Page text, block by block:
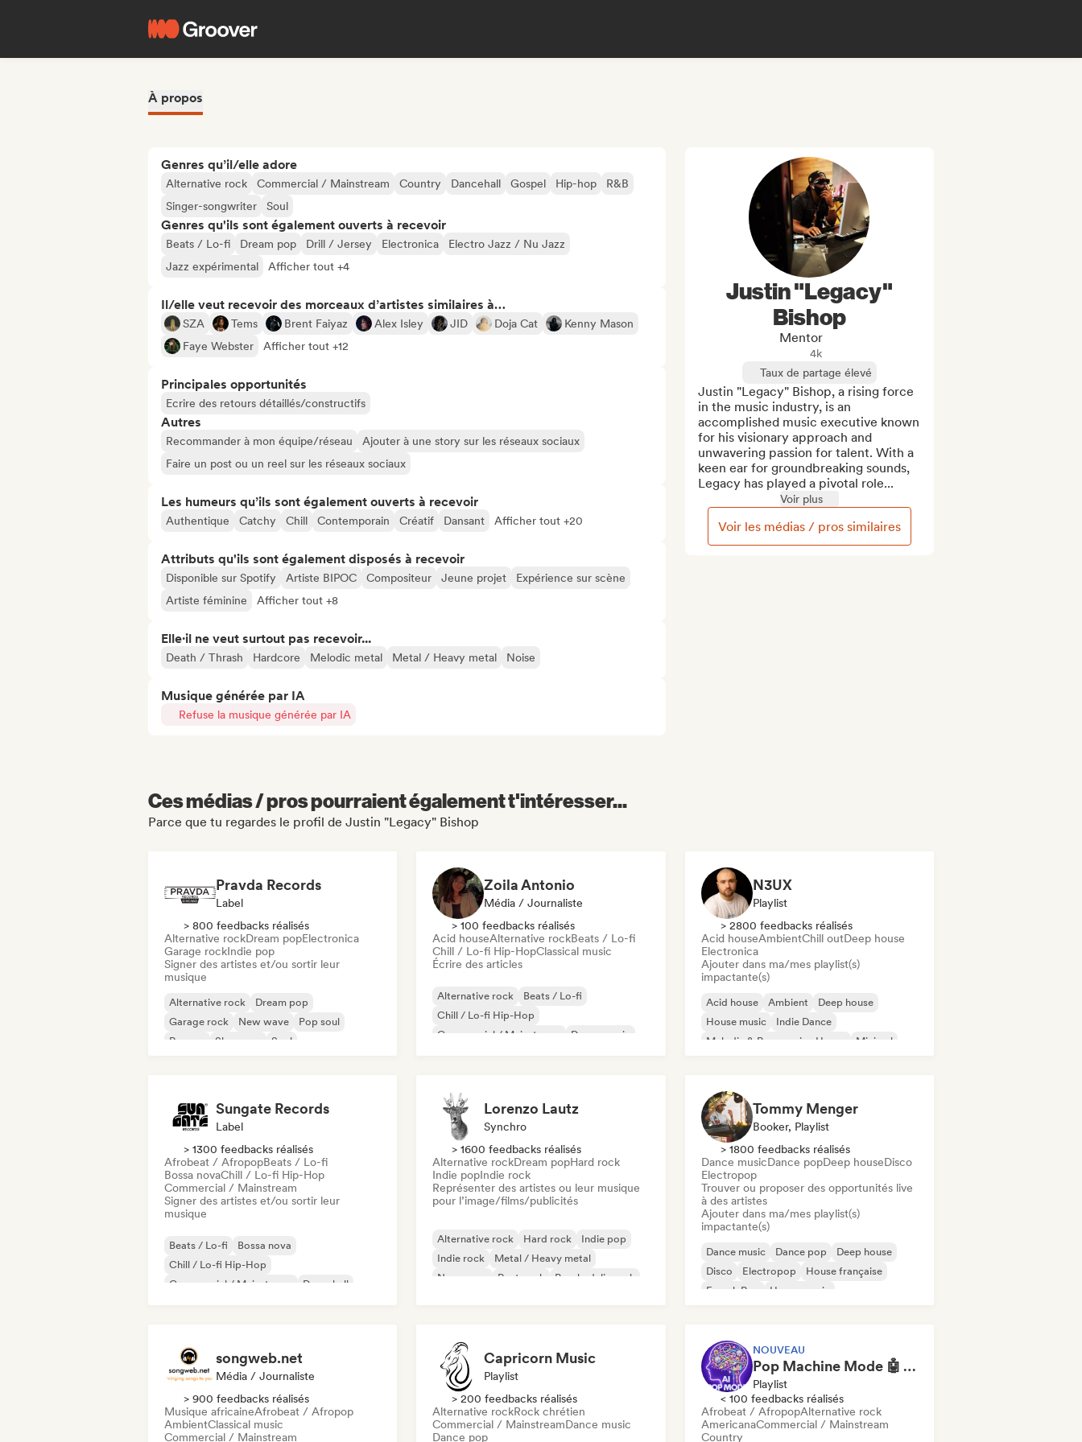
À propos
Genres qu’il/elle adore
Alternative rock Commercial / Mainstream Country Dancehall Gospel Hip-hop
R&B
Singer-songwriter
Soul
Genres qu'ils sont également ouverts à recevoir
Beats / Lo-fi Dream pop Drill / Jersey Electronica
Electro Jazz / Nu Jazz
Jazz expérimental
Afficher tout +4
Il/elle veut recevoir des morceaux d’artistes similaires à…
SZA Tems Brent Faiyaz Alex Isley JID Doja Cat
Kenny Mason
Faye Webster
Afficher tout +12
Principales opportunités
Ecrire des retours détaillés/constructifs
Autres
Recommander à mon équipe/réseau
Ajouter à une story sur les réseaux sociaux
Faire un post ou un reel sur les réseaux sociaux
Les humeurs qu’ils sont également ouverts à recevoir
Authentique Catchy Chill Contemporain Créatif Dansant Afficher tout +20
Attributs qu'ils sont également disposés à recevoir
Disponible sur Spotify Artiste BIPOC Compositeur Jeune projet
Expérience sur scène
Artiste féminine
Afficher tout +8
Elle·il ne veut surtout pas recevoir...
Death / Thrash Hardcore Melodic metal Metal / Heavy metal Noise
Musique générée par IA
Refuse la musique générée par IA
Justin "Legacy"
Bishop
Mentor
4k
Taux de partage élevé
Justin "Legacy" Bishop, a rising force
in the music industry, is an
accomplished music executive known
for his visionary approach and
unwavering passion for talent. With a
keen ear for groundbreaking sounds,
Legacy has played a pivotal role...
Voir plus
Voir les médias / pros similaires
Ces médias / pros pourraient également t'intéresser...
Parce que tu regardes le profil de Justin "Legacy" Bishop
Pravda Records
Label
> 800 feedbacks réalisés
Alternative rockDream popElectronica
Garage rockIndie pop
Signer des artistes et/ou sortir leur
musique
Alternative rock
Dream pop
Garage rock
New wave
Pop soul
Reggae
Shoegaze Soul
Zoila Antonio
Média / Journaliste
> 100 feedbacks réalisés
Acid houseAlternative rockBeats / Lo-fi
Chill / Lo-fi Hip-HopClassical music
Écrire des articles
Alternative rock
Beats / Lo-fi
Chill / Lo-fi Hip-Hop
Commercial / Mainstream
Dance music
N3UX
Playlist
> 2800 feedbacks réalisés
Acid houseAmbientChill outDeep house
Electronica
Ajouter dans ma/mes playlist(s)
impactante(s)
Acid house Ambient
Deep house
House music
Indie Dance
Melodic & Progressive House
Minimal
Sungate Records
Label
> 1300 feedbacks réalisés
Afrobeat / AfropopBeats / Lo-fi
Bossa novaChill / Lo-fi Hip-Hop
Commercial / Mainstream
Signer des artistes et/ou sortir leur
musique
Beats / Lo-fi
Bossa nova
Chill / Lo-fi Hip-Hop
Commercial / Mainstream
Dancehall
Lorenzo Lautz
Synchro
> 1600 feedbacks réalisés
Alternative rockDream popHard rock
Indie popIndie rock
Représenter des artistes ou leur musique
pour l’image/films/publicités
Alternative rock Hard rock
Indie pop
Indie rock
Metal / Heavy metal
New wave
Post punk Psychedelic rock
Tommy Menger
Booker, Playlist
> 1800 feedbacks réalisés
Dance musicDance popDeep houseDisco
Electropop
Trouver ou proposer des opportunités live
à des artistes
Ajouter dans ma/mes playlist(s)
impactante(s)
Dance music Dance pop
Deep house
Disco
Electropop
House française
French Pop
House music
songweb.net
Média / Journaliste
> 900 feedbacks réalisés
Musique africaineAfrobeat / Afropop
AmbientClassical music
Commercial / Mainstream
Capricorn Music
Playlist
> 200 feedbacks réalisés
Alternative rockRock chrétien
Commercial / MainstreamDance music
Dance pop
NOUVEAU
Pop Machine Mode 🤖 AI Music, Indie Pop & Dream Pop
Playlist
< 100 feedbacks réalisés
Afrobeat / AfropopAlternative rock
AmericanaCommercial / Mainstream
Country